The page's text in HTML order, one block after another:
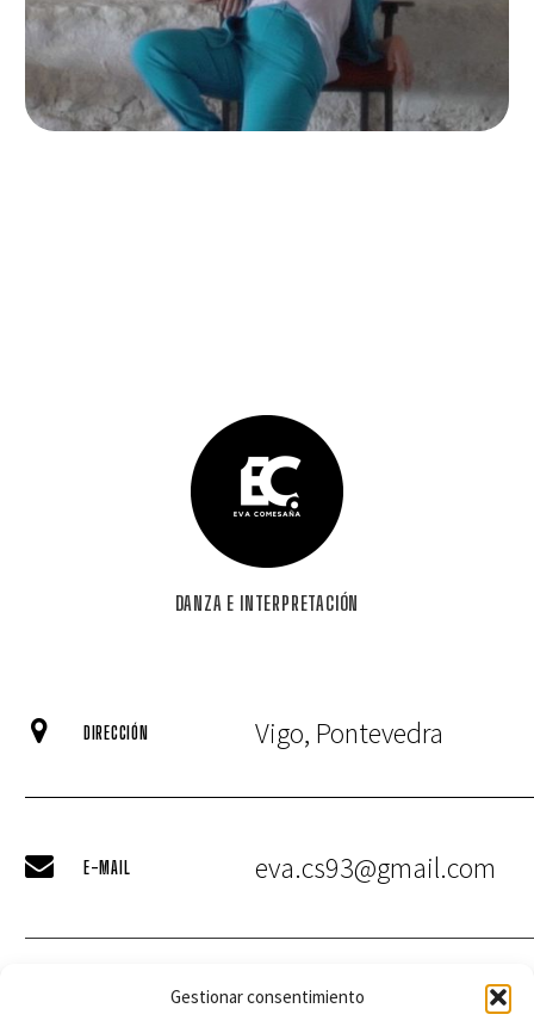
Gestionar consentimiento
DANZA E INTERPRETACIÓN

 DIRECCIÓN Vigo, Pontevedra

 E-MAIL eva.cs93@gmail.com
+34 660 788 376